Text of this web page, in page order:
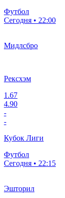
Футбол
Сегодня • 22:00
Мидлсбро
Рексхэм
1.67
4.90
-
-
Кубок Лиги
Футбол
Сегодня • 22:15
Эшторил